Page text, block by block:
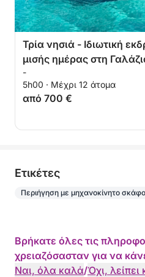
Τρία νησιά - Ιδιωτική
μισής ημέρας στη
Λιμνοθάλασσα
-
5h00 · Μέχρι 12 άτομα
από 700 €
Eτικέτες
Περιήγηση με μηχανοκίνητο
Βρήκατε όλες τις
χρειαζόσασταν για να
Ναι, όλα καλά/Όχι, λείπει